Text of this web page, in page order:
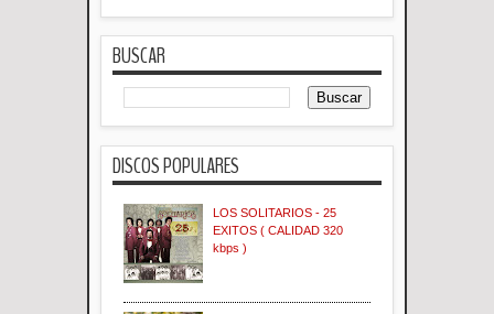
BUSCAR
DISCOS POPULARES
LOS SOLITARIOS - 25
EXITOS ( CALIDAD 320
kbps )